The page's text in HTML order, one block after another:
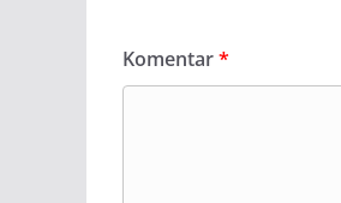
Komentar*